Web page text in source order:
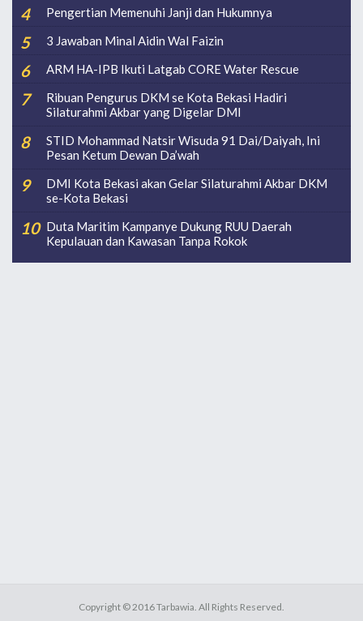
Pengertian Memenuhi Janji dan Hukumnya
3 Jawaban Minal Aidin Wal Faizin
ARM HA-IPB Ikuti Latgab CORE Water Rescue
Ribuan Pengurus DKM se Kota Bekasi Hadiri
Silaturahmi Akbar yang Digelar DMI
STID Mohammad Natsir Wisuda 91 Dai/Daiyah, Ini
Pesan Ketum Dewan Da’wah
DMI Kota Bekasi akan Gelar Silaturahmi Akbar DKM
se-Kota Bekasi
Duta Maritim Kampanye Dukung RUU Daerah
Kepulauan dan Kawasan Tanpa Rokok
Copyright ©2016Tarbawia. All Rights Reserved.